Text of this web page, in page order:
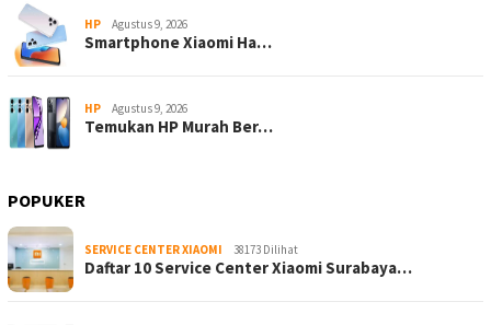
HP Agustus 9, 2026
Smartphone Xiaomi Ha…
HP Agustus 9, 2026
Temukan HP Murah Ber…
POPUKER
SERVICE CENTER XIAOMI 38173 Dilihat
Daftar 10 Service Center Xiaomi Surabaya…